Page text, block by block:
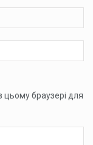
цьому браузері для